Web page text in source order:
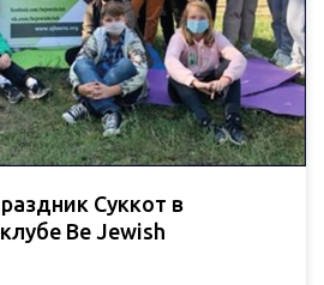
Суккот в
Be Jewish